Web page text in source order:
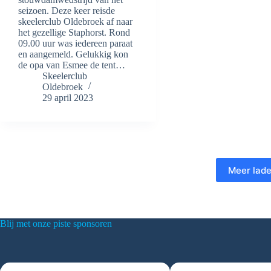
seizoen. Deze keer reisde
skeelerclub Oldebroek af naar
het gezellige Staphorst. Rond
09.00 uur was iedereen paraat
en aangemeld. Gelukkig kon
de opa van Esmee de tent…
Skeelerclub
Oldebroek
29 april 2023
Meer
Blij met onze piste sponsoren